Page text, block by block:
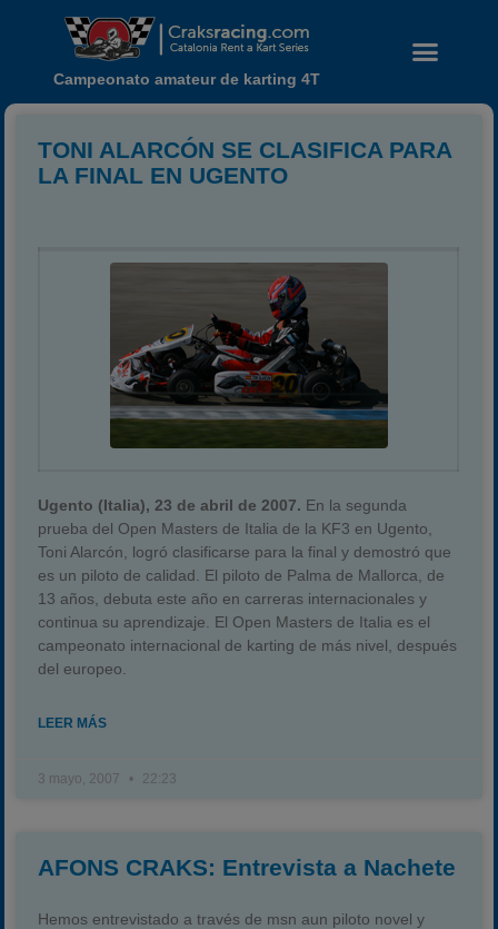
Noticias
Calendario
Temporada 2026
Campeonato
Temporada 2026
Temporadas anteriores
2020-2021
2022
Campeonato amateur de karting 4T
TONI ALARCÓN SE CLASIFICA PARA
LA FINAL EN UGENTO
Ugento (Italia), 23 de abril de 2007. En la segunda
prueba del Open Masters de Italia de la KF3 en Ugento,
Toni Alarcón, logró clasificarse para la final y demostró que
es un piloto de calidad. El piloto de Palma de Mallorca, de
13 años, debuta este año en carreras internacionales y
continua su aprendizaje. El Open Masters de Italia es el
campeonato internacional de karting de más nivel, después
del europeo.
LEER MÁS
3 mayo, 2007 22:23
AFONS CRAKS: Entrevista a Nachete
Hemos entrevistado a través de msn aun piloto novel y